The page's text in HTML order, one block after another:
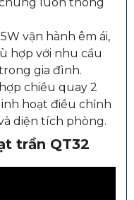
vận hành êm ái,
hợp với nhu cầu
gia đình.
chiều quay 2
hoạt điều chỉnh
diện tích phòng.
trần QT32